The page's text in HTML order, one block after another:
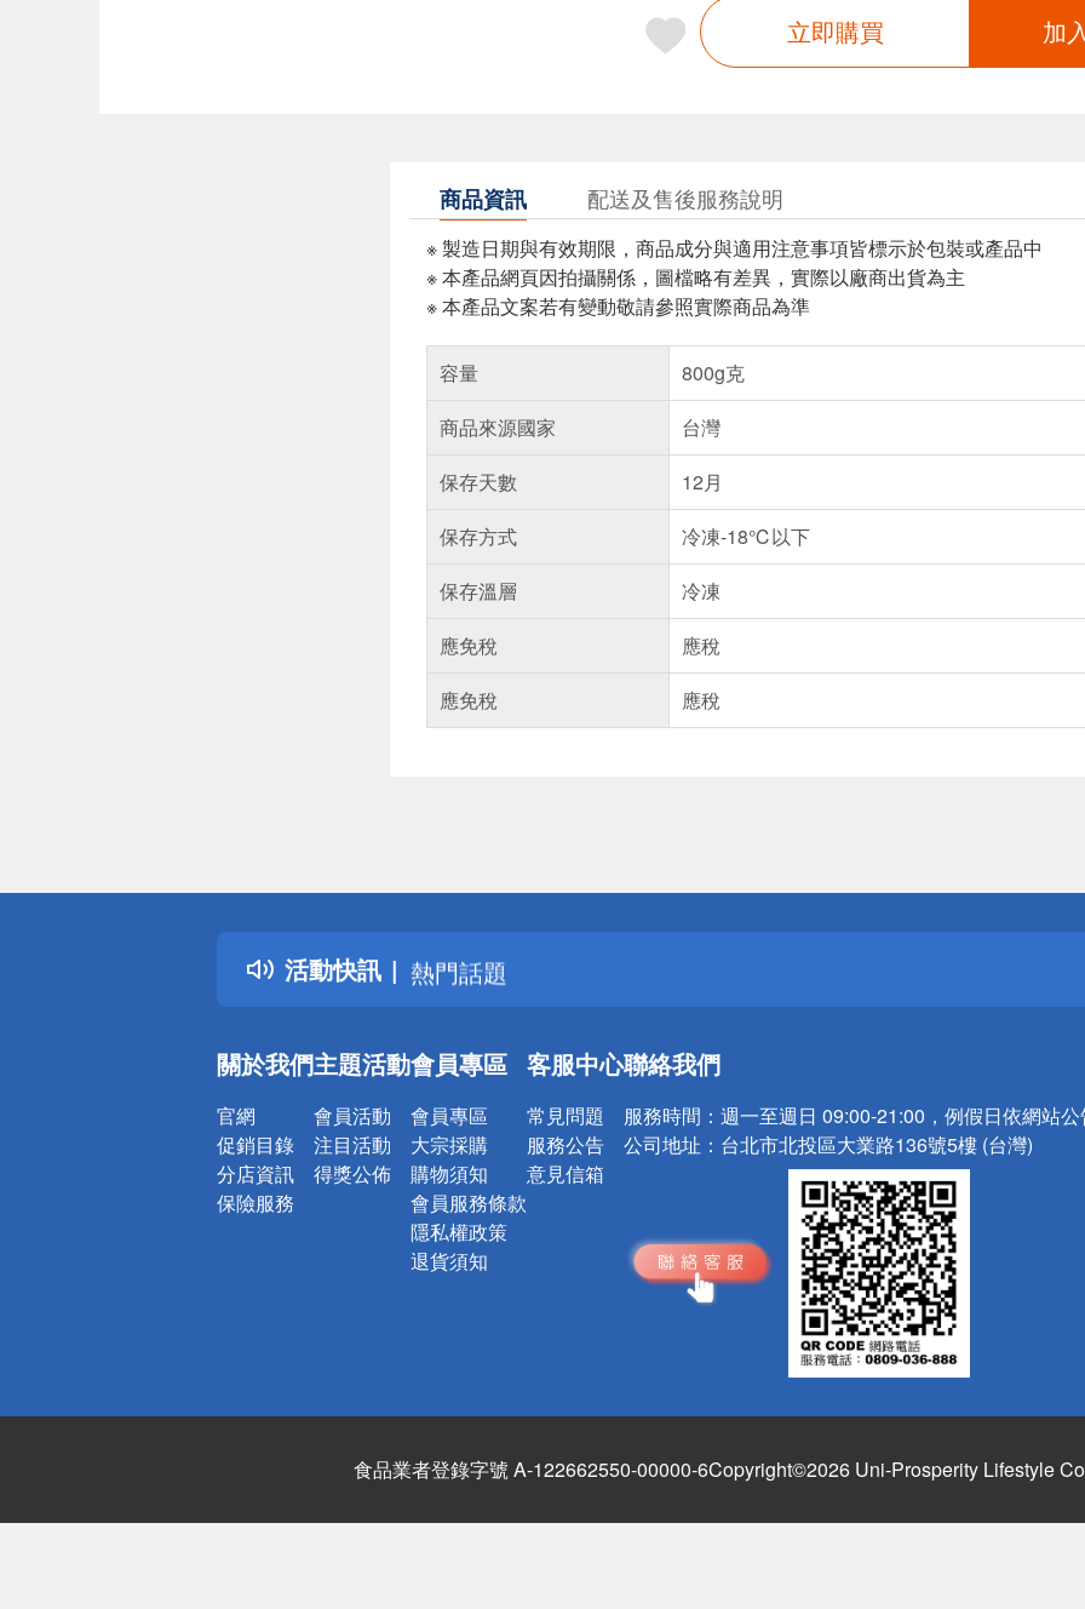
立即購買 加
商品資訊 配送及售後服務說明
※ 製造日期與有效期限，商品成分與適用注意事項皆標示於包裝或產品中
※ 本產品網頁因拍攝關係，圖檔略有差異，實際以廠商出貨為主
※ 本產品文案若有變動敬請參照實際商品為準
容量
800g克
商品來源國家
台灣
保存天數
12月
保存方式
冷凍-18℃以下
保存溫層
冷凍
應免稅
應稅
應免稅
應稅
活動快訊
詐騙網頁！請小心！
得獎公告
熱門話題
銀行優惠
詐騙網頁！請小心！
關於我們
官網
促銷目錄
分店資訊
保險服務
主題活動
會員活動
注目活動
得獎公佈
會員專區
會員專區
大宗採購
購物須知
會員服務條款
隱私權政策
退貨須知
客服中心
常見問題
服務公告
意見信箱
聯絡我們
服務時間： 週一至週日 09:00-21:00，例假日依網站
公司地址： 台北市北投區大業路136號5樓 (台灣)
食品業者登錄字號 A-122662550-00000-6Copyright©2026 Uni-Prosperity Lifestyle